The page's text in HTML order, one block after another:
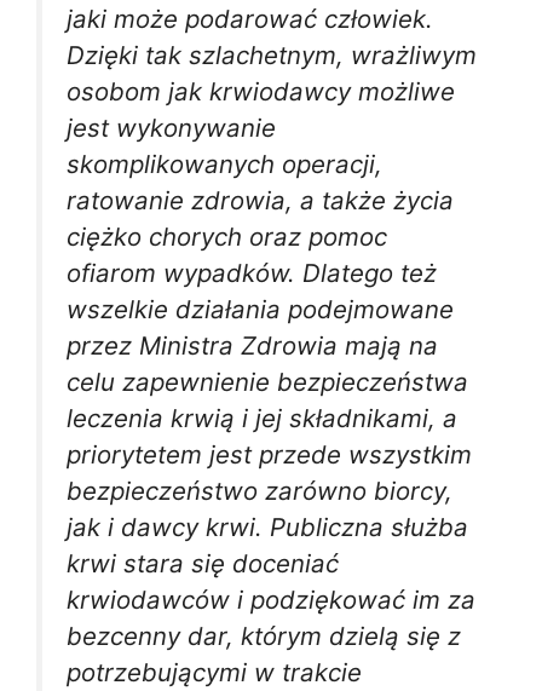
jaki może podarować człowiek.
Dzięki tak szlachetnym, wrażliwym
osobom jak krwiodawcy możliwe
jest wykonywanie
skomplikowanych operacji,
ratowanie zdrowia, a także życia
ciężko chorych oraz pomoc
ofiarom wypadków. Dlatego też
wszelkie działania podejmowane
przez Ministra Zdrowia mają na
celu zapewnienie bezpieczeństwa
leczenia krwią i jej składnikami, a
priorytetem jest przede wszystkim
bezpieczeństwo zarówno biorcy,
jak i dawcy krwi. Publiczna służba
krwi stara się doceniać
krwiodawców i podziękować im za
bezcenny dar, którym dzielą się z
potrzebującymi w trakcie